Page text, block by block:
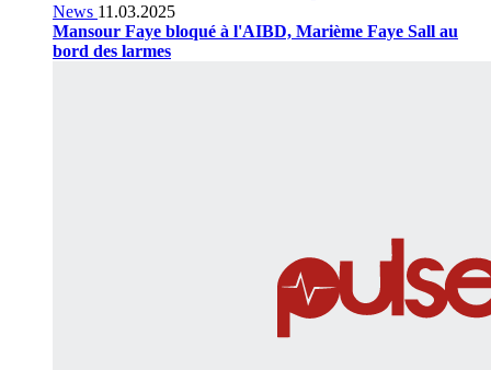
News 11.03.2025
Mansour Faye bloqué à l'AIBD, Marième Faye Sall au
bord des larmes